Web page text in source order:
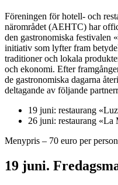
Föreningen för hotell- och
närområdet (AEHTC) har
den gastronomiska festivalen
initiativ som lyfter fram
traditioner och lokala
och ekonomi. Efter
de gastronomiska dagarna
deltagande av följande
19 juni: restaurang
26 juni: restaurang «La
Menypris – 70 euro per
19 juni.